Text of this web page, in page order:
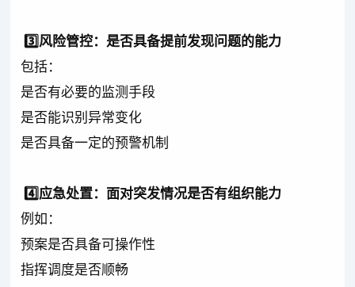
3️⃣风险管控：是否具备提前发现问题的能力
包括：
是否有必要的监测手段
是否能识别异常变化
是否具备一定的预警机制
4️⃣应急处置：面对突发情况是否有组织能力
例如：
预案是否具备可操作性
指挥调度是否顺畅